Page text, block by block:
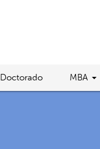
Doctorado MBA